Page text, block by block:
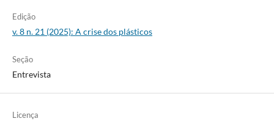
Edição
v. 8 n. 21 (2025): A crise dos plásticos
Seção
Entrevista
Licença